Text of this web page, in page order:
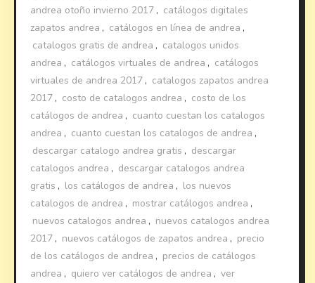
andrea otoño invierno 2017 , catálogos digitales
zapatos andrea , catálogos en línea de andrea ,
catalogos gratis de andrea , catalogos unidos
andrea , catálogos virtuales de andrea , catálogos
virtuales de andrea 2017 , catalogos zapatos andrea
2017 , costo de catalogos andrea , costo de los
catálogos de andrea , cuanto cuestan los catalogos
andrea , cuanto cuestan los catalogos de andrea ,
descargar catalogo andrea gratis , descargar
catalogos andrea , descargar catalogos andrea
gratis , los catálogos de andrea , los nuevos
catalogos de andrea , mostrar catálogos andrea ,
nuevos catalogos andrea , nuevos catalogos andrea
2017 , nuevos catálogos de zapatos andrea , precio
de los catálogos de andrea , precios de catálogos
andrea , quiero ver catálogos de andrea , ver